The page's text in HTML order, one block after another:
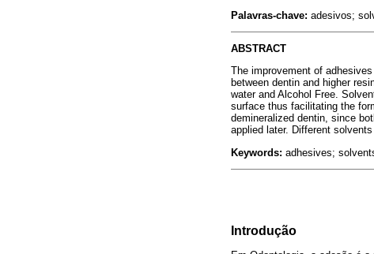
Palavras-chave: adesivos;
ABSTRACT
The improvement of
between dentin and higher
water and Alcohol Free.
surface thus facilitating the
demineralized dentin, since
applied later. Different
Keywords: adhesives;
Introdução